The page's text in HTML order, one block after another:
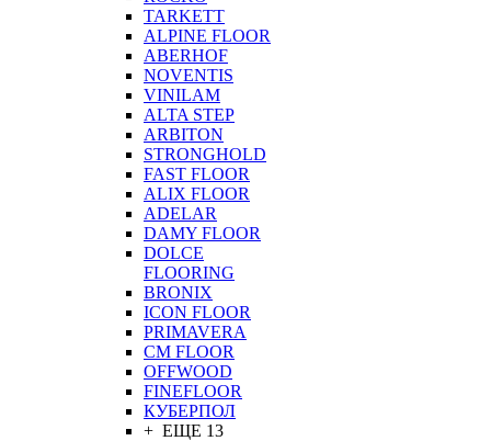
TARKETT
ALPINE FLOOR
ABERHOF
NOVENTIS
VINILAM
ALTA STEP
ARBITON
STRONGHOLD
FAST FLOOR
ALIX FLOOR
ADELAR
DAMY FLOOR
DOLCE
FLOORING
BRONIX
ICON FLOOR
PRIMAVERA
CM FLOOR
OFFWOOD
FINEFLOOR
КУБЕРПОЛ
+ ЕЩЕ 13